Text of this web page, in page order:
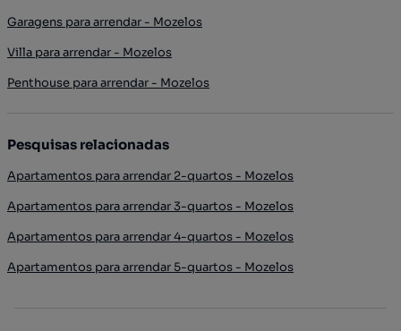
Garagens para arrendar - Mozelos
Villa para arrendar - Mozelos
Penthouse para arrendar - Mozelos
Pesquisas relacionadas
Apartamentos para arrendar 2-quartos - Mozelos
Apartamentos para arrendar 3-quartos - Mozelos
Apartamentos para arrendar 4-quartos - Mozelos
Apartamentos para arrendar 5-quartos - Mozelos